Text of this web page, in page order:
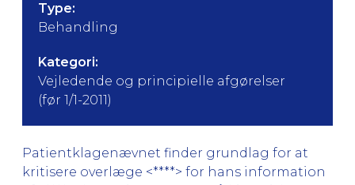
Type:
Behandling
Kategori:
Vejledende og principielle afgørelser
(før 1/1-2011)
Patientklagenævnet finder grundlag for at
kritisere overlæge <****> for hans information